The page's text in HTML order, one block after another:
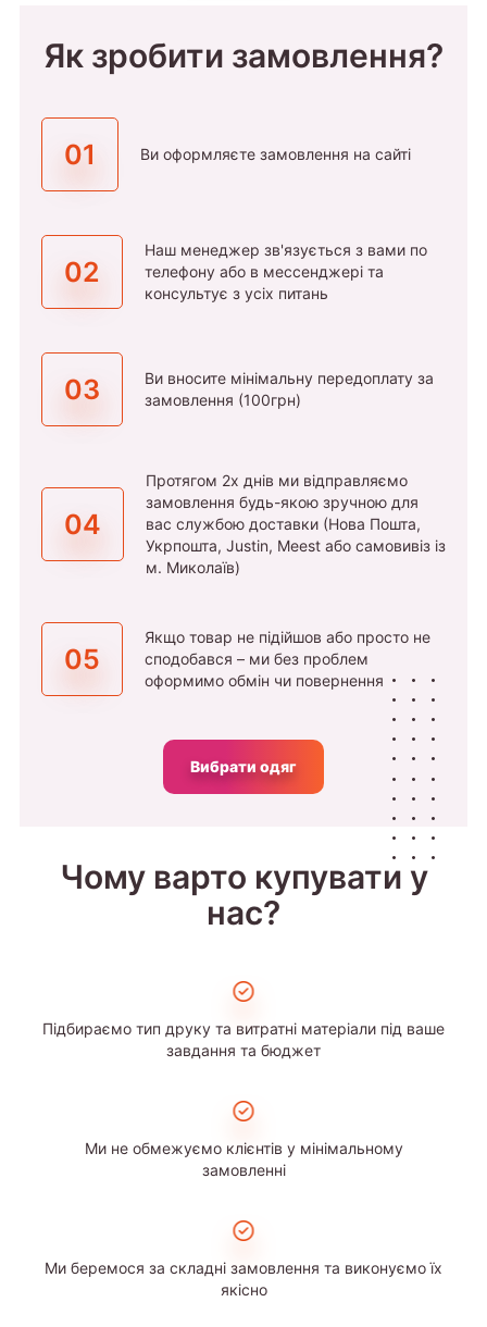
Як зробити замовлення?
01 Ви оформляєте замовлення на сайті
02
Наш менеджер зв'язується з вами по
телефону або в мессенджері та
консультує з усіх питань
03
Ви вносите мінімальну передоплату за
замовлення (100грн)
04
Протягом 2х днів ми відправляємо
замовлення будь-якою зручною для
вас службою доставки (Нова Пошта,
Укрпошта, Justin, Meest або самовивіз із
м. Миколаїв)
05
Якщо товар не підійшов або просто не
сподобався – ми без проблем
оформимо обмін чи повернення
Вибрати одяг
Чому варто купувати у
нас?
Підбираємо тип друку та витратні матеріали під ваше
завдання та бюджет
Ми не обмежуємо клієнтів у мінімальному
замовленні
Ми беремося за складні замовлення та виконуємо їх
якісно